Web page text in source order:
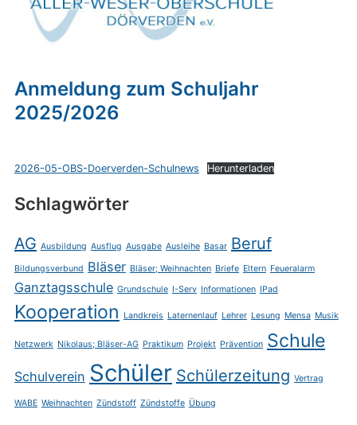
Anmeldung zum Schuljahr
2025/2026
2026-05-OBS-Doerverden-Schulnews Herunterladen
Schlagwörter
AG Ausbildung Ausflug Ausgabe Ausleihe Basar Beruf
Bildungsverbund Bläser Bläser; Weihnachten Briefe Eltern Feueralarm
Ganztagsschule Grundschule I-Serv Informationen IPad
Kooperation Landkreis Laternenlauf Lehrer Lesung Mensa Musik
Netzwerk Nikolaus; Bläser-AG Praktikum Projekt Prävention Schule
Schulverein Schüler Schülerzeitung Vertrag
WABE Weihnachten Zündstoff Zündstoffe Übung